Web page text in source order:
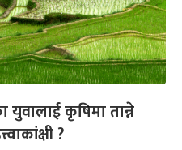
कृषिमा तान्ने
?